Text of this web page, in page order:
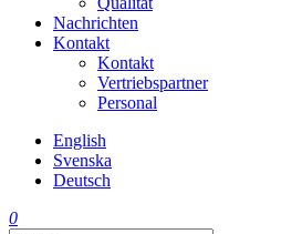
Nachrichten
Kontakt
Kontakt
Vertriebspartner
Personal
English
Svenska
Deutsch
0